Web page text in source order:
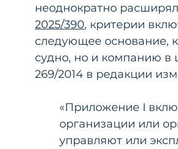
неоднократно
2025/390, критерии
следующее основание,
судно, но и компанию в
269/2014 в редакции
«Приложение I
организации или
управляют или